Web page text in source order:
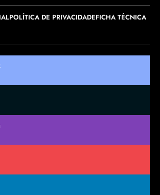
POLÍTICA DE PRIVACIDADEFICHA TÉCNICA